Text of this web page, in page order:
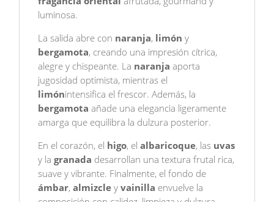
luminosa.
La salida abre con naranja, limón y
bergamota, creando una impresión cítrica,
alegre y chispeante. La naranja aporta
jugosidad optimista, mientras el
limónintensifica el frescor. Además, la
bergamota añade una elegancia ligeramente
amarga que equilibra la dulzura posterior.
En el corazón, el higo, elalbaricoque, las uvas
y lagranada desarrollan una textura frutal rica,
suave y vibrante. Finalmente, el fondo de
ámbar,almizcle yvainilla envuelve la